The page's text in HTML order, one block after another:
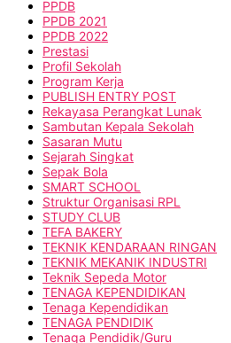
PPDB
PPDB 2021
PPDB 2022
Prestasi
Profil Sekolah
Program Kerja
PUBLISH ENTRY POST
Rekayasa Perangkat Lunak
Sambutan Kepala Sekolah
Sasaran Mutu
Sejarah Singkat
Sepak Bola
SMART SCHOOL
Struktur Organisasi RPL
STUDY CLUB
TEFA BAKERY
TEKNIK KENDARAAN RINGAN
TEKNIK MEKANIK INDUSTRI
Teknik Sepeda Motor
TENAGA KEPENDIDIKAN
Tenaga Kependidikan
TENAGA PENDIDIK
Tenaga Pendidik/Guru